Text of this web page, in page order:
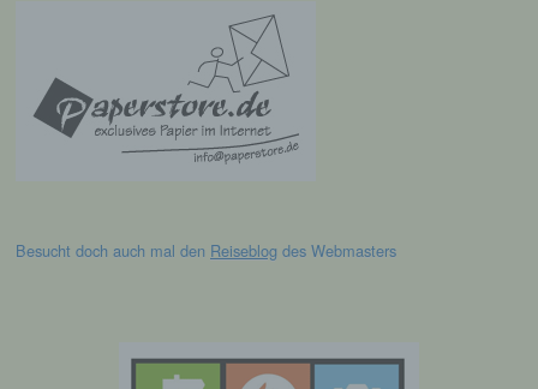
Besucht doch auch mal den Reiseblog des Webmasters
f) Pseudonymisierung
Pseudonymisierung ist die Verarbeitung
personenbezogener Daten in einer Weise,
auf welche die personenbezogenen Daten
ohne Hinzuziehung zusätzlicher
Informationen nicht mehr einer spezifischen
Maßnahmen unterliegen, die gewährleisten,